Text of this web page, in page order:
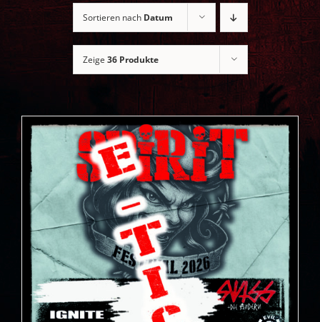
Sortieren nach Datum
Zeige 36 Produkte